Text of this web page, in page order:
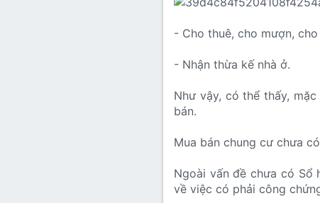
- Cho thuê, cho mượn,
- Nhận thừa kế nhà ở.
Như vậy, có thể thấy,
bán.
Mua bán chung cư chưa
Ngoài vấn đề chưa có Sổ
về việc có phải công